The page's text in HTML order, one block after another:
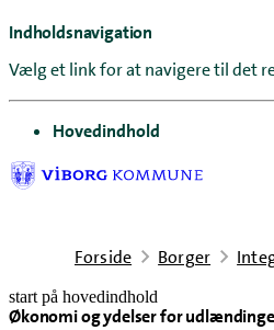
Indholdsnavigation
Vælg et link for at navigere til det
gå til
Hovedindhold
Forside Borger
start på hovedindhold
Økonomi og ydelser for
senest opdateret 20. januar 2026